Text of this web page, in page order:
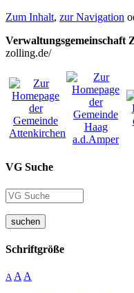
Zum Inhalt, zur Navigation
Verwaltungsgemeinschaft
zolling.de/
VG Suche
suchen
Schriftgröße
A A A